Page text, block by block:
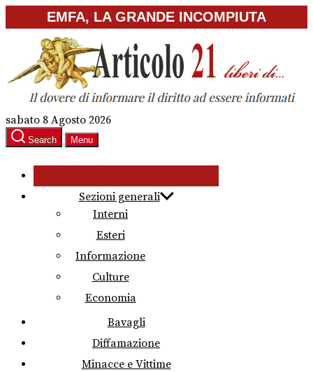
to
content
EMFA, LA GRANDE INCOMPIUTA
sabato 8 Agosto 2026
Search Menu
Sezioni generali
Interni
Esteri
Informazione
Culture
Economia
Bavagli
Diffamazione
Minacce e Vittime